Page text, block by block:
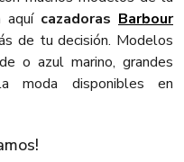
aquí cazadoras Barbour
de tu decisión. Modelos
o azul marino, grandes
moda disponibles en